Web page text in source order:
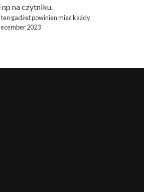
na czytniku.
gadżet powinien mieć każdy
2023